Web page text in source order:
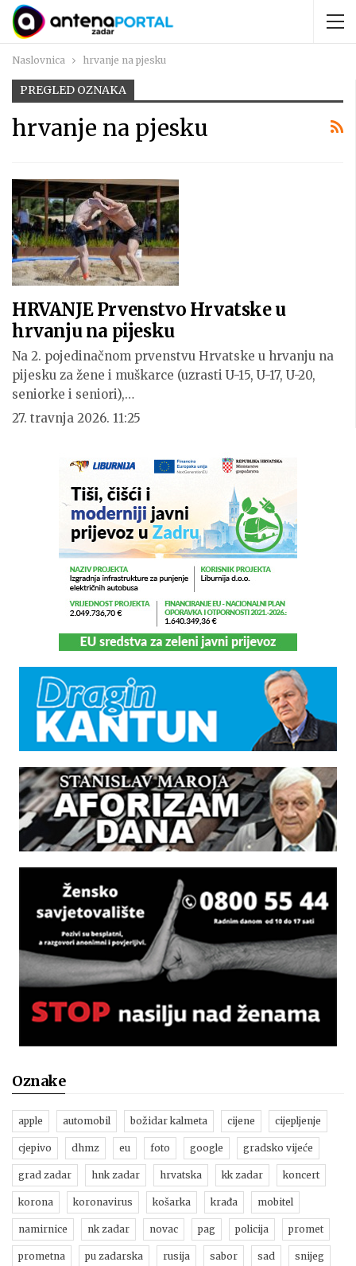
Naslovnica hrvanje na pjesku
PREGLED OZNAKA
hrvanje na pjesku
HRVANJE Prvenstvo Hrvatske u
hrvanju na pijesku
Na 2. pojedinačnom prvenstvu Hrvatske u hrvanju na
pijesku za žene i muškarce (uzrasti U-15, U-17, U-20,
seniorke i seniori),…
27. travnja 2026. 11:25
Oznake
apple automobil božidar kalmeta cijene cijepljenje
cjepivo dhmz eu foto google gradsko vijeće
grad zadar hnk zadar hrvatska kk zadar koncert
korona koronavirus košarka krađa mobitel
namirnice nk zadar novac pag policija promet
prometna pu zadarska rusija sabor sad snijeg